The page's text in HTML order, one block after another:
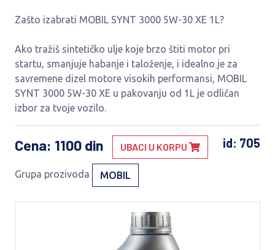
Zašto izabrati MOBIL SYNT 3000 5W-30 XE 1L?
Ako tražiš sintetičko ulje koje brzo štiti motor pri
startu, smanjuje habanje i taloženje, i idealno je za
savremene dizel motore visokih performansi, MOBIL
SYNT 3000 5W-30 XE u pakovanju od 1L je odličan
izbor za tvoje vozilo.
Cena: 1100 din id: 705
UBACI U KORPU
Grupa prozivoda MOBIL